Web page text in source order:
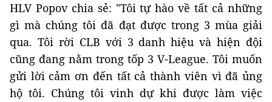
HLV Popov chia sẻ: "Tôi tự hào về tất cả những
gì mà chúng tôi đã đạt được trong 3 mùa giải
qua. Tôi rời CLB với 3 danh hiệu và hiện đội
cũng đang nằm trong tốp 3 V-League. Tôi muốn
gửi lời cảm ơn đến tất cả thành viên vì đã ủng
hộ tôi. Chúng tôi vinh dự khi được làm việc